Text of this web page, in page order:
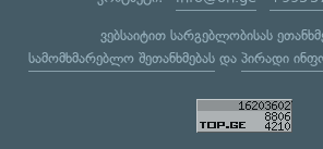
ვებსაიტით სარგებლობისას
სამომხმარებლო შეთანხმებასდა პირადი